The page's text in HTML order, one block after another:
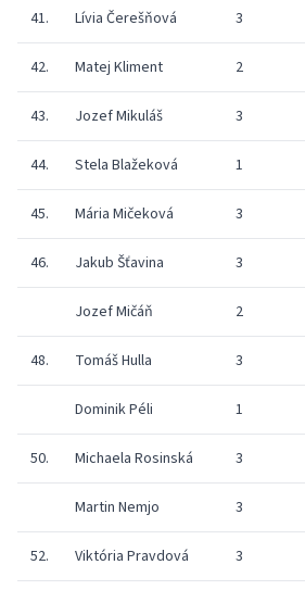
41. Lívia Čerešňová 3
42. Matej Kliment 2
43. Jozef Mikuláš 3
44. Stela Blažeková 1
45. Mária Mičeková 3
46. Jakub Šťavina 3
Jozef Mičáň 2
48. Tomáš Hulla 3
Dominik Péli 1
50. Michaela Rosinská 3
Martin Nemjo 3
52. Viktória Pravdová 3